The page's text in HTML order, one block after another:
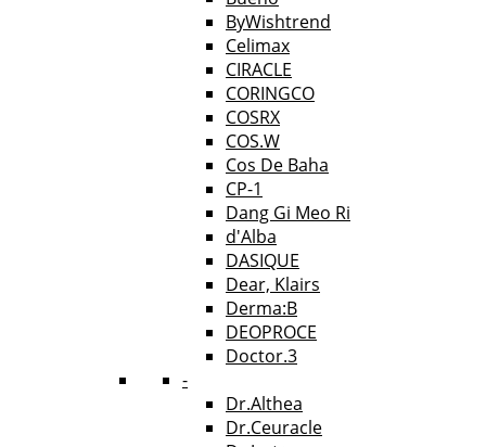
ByWishtrend
Celimax
CIRACLE
CORINGCO
COSRX
COS.W
Cos De Baha
CP-1
Dang Gi Meo Ri
d'Alba
DASIQUE
Dear, Klairs
Derma:B
DEOPROCE
Doctor.3
-
Dr.Althea
Dr.Ceuracle